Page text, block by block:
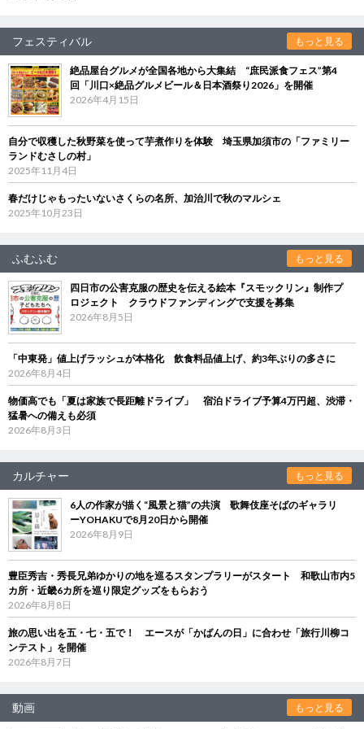
フェスティバル もっと見る
絶品屋台グルメが全国各地から大集結 “庶民派食フェス”第4
回「川口×絶品グルメビール＆日本酒祭り2026」を開催
2026年4月15日
自分で収穫した秋野菜を使って芋煮作りを体験 埼玉県加須市の「ファミリー
ランドむさしの村」
2025年11月4日
春だけじゃもったいないさくらの名所、加治川で秋のマルシェ
2025年10月23日
ふむふむ もっと見る
四日市の公害克服の歴史を伝える絵本『スモックリン』制作プ
ロジェクト クラウドファンディングで支援を募集
2026年8月5日
「中東発」値上げラッシュが本格化 飲食料品値上げ、約3年ぶりの多さに
2026年8月4日
物価高でも「夏は家族で長距離ドライブ」 宿泊ドライブ予算4万円超、渋滞・
猛暑への備えも必須
2026年8月3日
カルチャー もっと見る
6人の作家が描く“風景と猫”の共演 歌舞伎座そばのギャラリ
ーYOHAKUで8月20日から開催
2026年8月9日
豊臣秀吉・秀長兄弟ゆかりの地を巡るスタンプラリーがスタート 和歌山市内5
カ所・近畿6カ所を巡り限定グッズをもらおう
2026年8月8日
旅の思い出を五・七・五で！ エースが「かばんの日」に合わせ「旅行川柳コ
ンテスト」を開催
2026年8月7日
動画 もっと見る